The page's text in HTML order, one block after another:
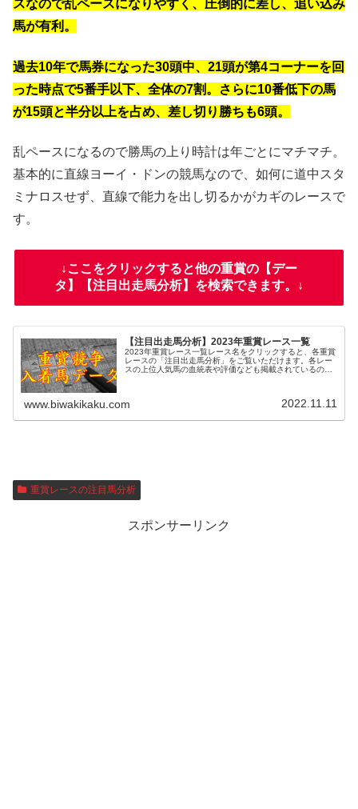
スなので乱ペースになりやすく、圧倒的に差し、追い込み
馬が有利。
過去10年で馬券になった30頭中、21頭が第4コーナーを回
った時点で5番手以下、全体の7割。さらに10番低下の馬
が15頭と半分以上を占め、差し切り勝ちも6頭。
乱ペースになるので勝馬の上り時計は年ごとにマチマチ。
基本的に直線ヨーイ・ドンの競馬なので、如何に道中スタ
ミナロスせず、直線で能力を出し切るかがカギのレースで
す。
↓ここをクリックすると他の重賞の【デー
タ】【注目出走馬分析】を検索できます。↓
【注目出走馬分析】2023年重賞レース一覧
2023年重賞レース一覧レース名をクリックすると、各重賞
レースの「注目出走馬分析」をご覧いただけます。各レー
スの上位人気馬の血統表や評価なども掲載されているの
www.biwakikaku.com 2022.11.11
重賞レースの注目馬分析
スポンサーリンク